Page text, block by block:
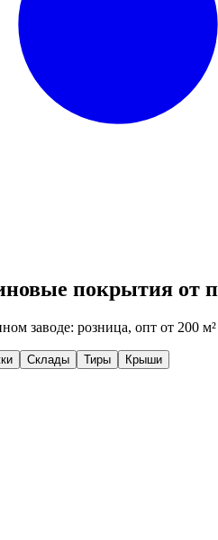
покрытия от
заводе: розница, опт от 200
Склады Тиры
Крыши